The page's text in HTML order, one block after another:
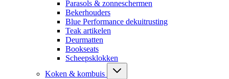
Parasols & zonneschermen
Bekerhouders
Blue Performance dekuitrusting
Teak artikelen
Deurmatten
Bookseats
Scheepsklokken
Koken & kombuis